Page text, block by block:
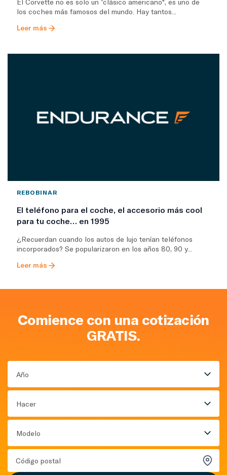
los coches más famosos del mundo. Hay tantos...
Leer más
REBOBINAR
El teléfono para el coche, el accesorio más cool
para tu coche… en 1995
¿Recuerdan cuando los autos de lujo tenían teléfonos
incorporados? Se popularizaron en los años 80, 90 y...
Leer más
Comience con una cotización
GRATIS.
Año
Hacer
Modelo